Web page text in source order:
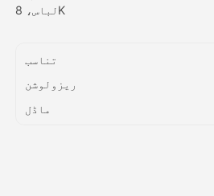
API
لباس، 8K
تناسب
ریزولوشن
ماڈل